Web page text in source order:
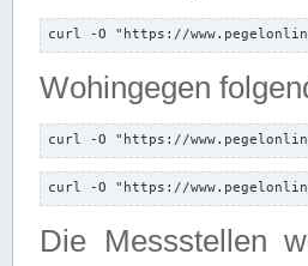
curl -O "https://
Wohingegen
curl -O "https://
curl -O "https://
Die Messstellen